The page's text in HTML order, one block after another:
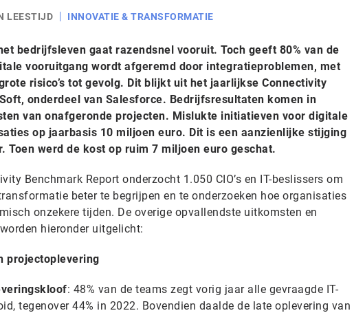
LEESTIJD INNOVATIE & TRANSFORMATIE
bedrijfsleven gaat razendsnel vooruit. Toch geeft 80% van de
vooruitgang wordt afgeremd door integratieproblemen, met
risico’s tot gevolg. Dit blijkt uit het jaarlijkse Connectivity
onderdeel van Salesforce. Bedrijfsresultaten komen in
van onafgeronde projecten. Mislukte initiatieven voor digitale
op jaarbasis 10 miljoen euro. Dit is een aanzienlijke stijging
Toen werd de kost op ruim 7 miljoen euro geschat.
Benchmark Report onderzocht 1.050 CIO’s en IT-beslissers om
beter te begrijpen en te onderzoeken hoe organisaties
onzekere tijden. De overige opvallendste uitkomsten en
hieronder uitgelicht:
projectoplevering
: 48% van de teams zegt vorig jaar alle gevraagde IT-
tegenover 44% in 2022. Bovendien daalde de late oplevering van